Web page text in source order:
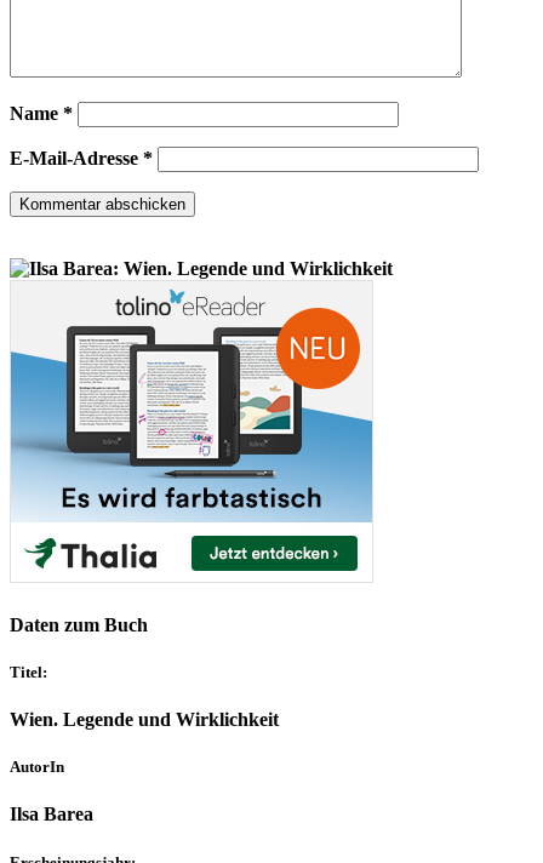
Name *
E-Mail-Adresse *
Daten zum Buch
Titel:
Wien. Legende und Wirklichkeit
AutorIn
Ilsa Barea